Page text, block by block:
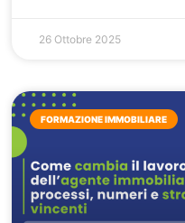
26 Ottobre 2025
FORMAZIONE IMMOBILIARE